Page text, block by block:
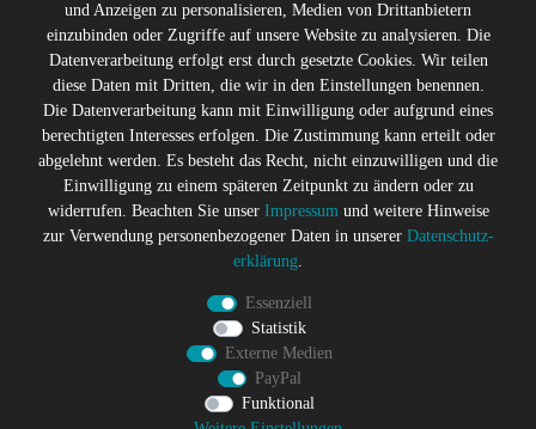
* Alle Preise inkl. gesetzl. Mehrwertsteuer zzgl.Versandkosten
** Die durchgestrichenen Preise entsprechen dem ehemaligen
Preis des Verkäufers
Gerne halten wir Sie auf dem
Laufenden
Abonniere den Suicide Glam Newsletter um über Trends,
Schnäppchen, Gutscheine Aktionen und Angebote per E-
Mail informiert zu werden, und erhalte einen 10% Rabatt
Gutschein nach erfolgreicher Anmeldung. Eine
Abmeldung ist jederzeit möglich
Hiermit bestätige ich, dass ich dieDaten­schutz­erklärung
habe. Meine Einwilligung kann ich jederzeit widerrufen.**
und Anzeigen zu personalisieren, Medien von Drittanbietern
einzubinden oder Zugriffe auf unsere Website zu analysieren. Die
Datenverarbeitung erfolgt erst durch gesetzte Cookies. Wir teilen
diese Daten mit Dritten, die wir in den Einstellungen benennen.
Die Datenverarbeitung kann mit Einwilligung oder aufgrund eines
berechtigten Interesses erfolgen. Die Zustimmung kann erteilt oder
abgelehnt werden. Es besteht das Recht, nicht einzuwilligen und die
Einwilligung zu einem späteren Zeitpunkt zu ändern oder zu
widerrufen. Beachten Sie unser Impressumund weitere Hinweise
zur Verwendung personenbezogener Daten in unserer Daten­schutz­
erklärung.
Essenziell
Statistik
Externe Medien
PayPal
Funktional